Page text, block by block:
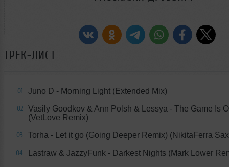
ТРЕК-ЛИСТ
01 Juno D - Morning Light (Extended Mix)
02
Vasily Goodkov & Ann Polsh & Lessya - The Game Is
(VetLove Remix)
03 Torha - Let it go (Going Deeper Remix) (NikitaFerra
04 Lastraw & JazzyFunk - Darkest Nights (Mark Lower